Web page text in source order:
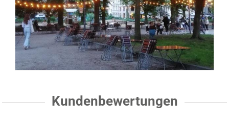
Kundenbewertungen